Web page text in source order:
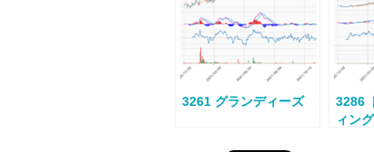
3261 グランディーズ
3286
ィン